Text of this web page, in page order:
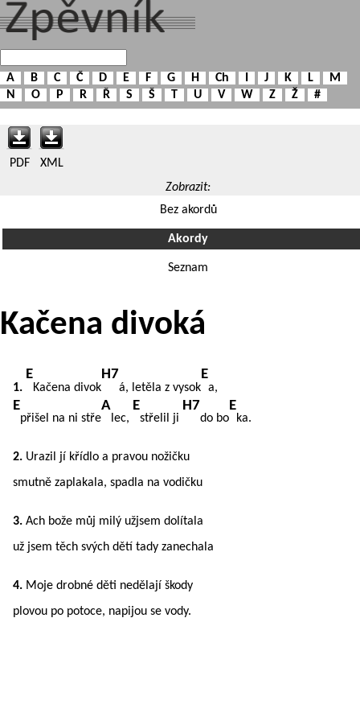
A B C Č D E F G H Ch I J K L
M
N
O P R Ř S Š T U V W Z Ž #
PDF
XML
Zobrazit:
Bez akordů
Akordy
Seznam
Kačena divoká
1.
E
Kačena divok
H7
á, letěla z vysok
E
a,
E
přišel na ni stře
A
lec,
E
střelil ji
H7
do bo
E
ka.
2. Urazil jí křídlo a pravou nožičku
smutně zaplakala, spadla na vodičku
3. Ach bože můj milý užjsem dolítala
už jsem těch svých dětí tady zanechala
4. Moje drobné děti nedělají škody
plovou po potoce, napijou se vody.